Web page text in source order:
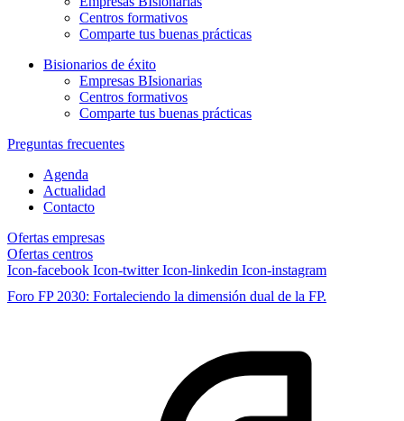
Centros formativos
Comparte tus buenas prácticas
Bisionarios de éxito
Empresas BIsionarias
Centros formativos
Comparte tus buenas prácticas
Preguntas frecuentes
Agenda
Actualidad
Contacto
Ofertas empresas
Ofertas centros
Icon-facebook Icon-twitter Icon-linkedin Icon-instagram
Foro FP 2030: Fortaleciendo la dimensión dual de la FP.